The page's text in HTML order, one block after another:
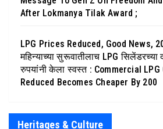
After Lokmanya Tilak Award ;
LPG Prices Reduced, Good News,
महिन्याच्या सुरूवातीलाच LPG
रुपयांनी केला स्वस्त : Commercial
Reduced Becomes Cheaper By 200
Heritages & Culture